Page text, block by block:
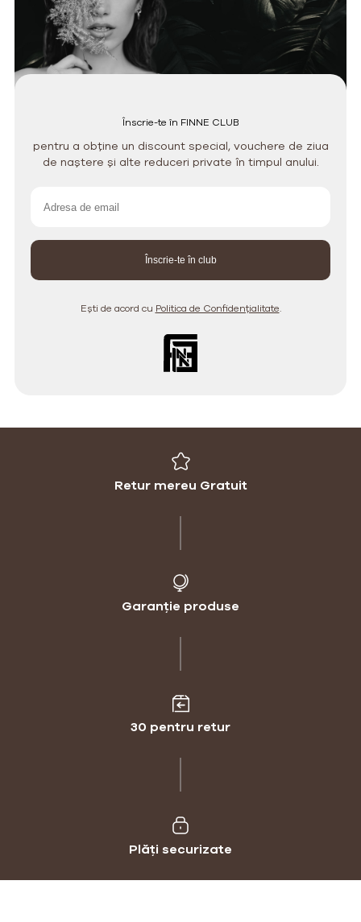
Înscrie-te în FINNE CLUB
pentru a obține un discount special, vouchere de ziua
de naștere și alte reduceri private în timpul anului.
Ești de acord cu Politica de Confidențialitate.
Retur mereu Gratuit
Garanție produse
30 pentru retur
Plăți securizate